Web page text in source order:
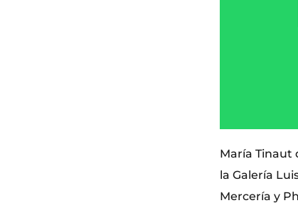
María Tinaut
la Galería
Mercería y